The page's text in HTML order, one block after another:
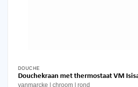
DOUCHE
Douchekraan met thermostaat VM
vanmarcke chroom rond